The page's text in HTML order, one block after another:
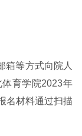
箱等方式向院人
育学院2023年
名材料通过扫描